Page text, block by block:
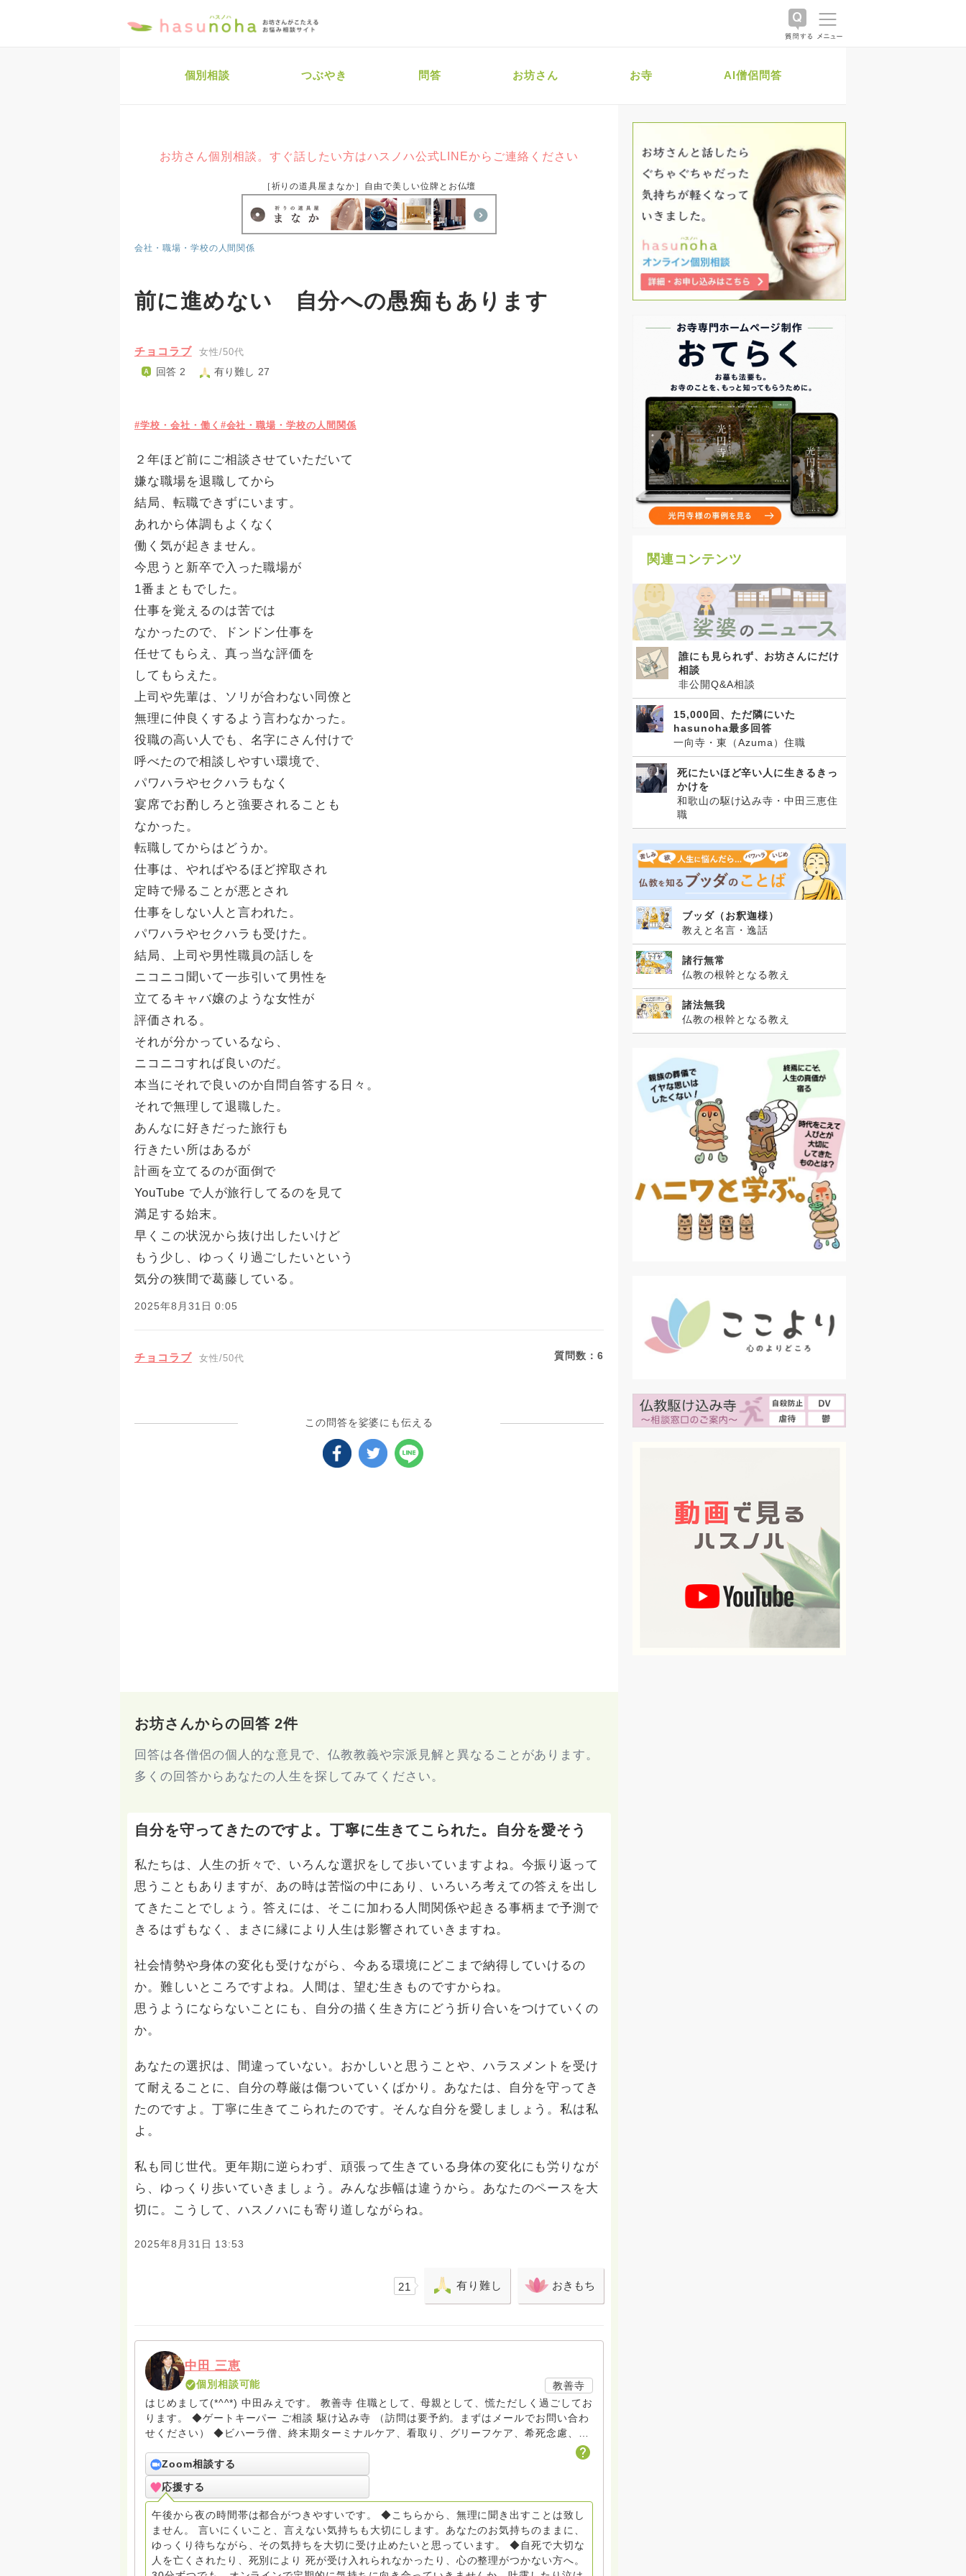
個別相談 つぶやき 問答 お坊さん お寺 AI僧侶問答
お坊さん個別相談。すぐ話したい方はハスノハ公式LINEからご連絡ください
［祈りの道具屋まなか］自由で美しい位牌とお仏壇
会社・職場・学校の人間関係
前に進めない 自分への愚痴もあります
チョコラブ 女性/50代
回答 2 有り難し 27
#学校・会社・働く #会社・職場・学校の人間関係
２年ほど前にご相談させていただいて
嫌な職場を退職してから
結局、転職できずにいます。
あれから体調もよくなく
働く気が起きません。
今思うと新卒で入った職場が
1番まともでした。
仕事を覚えるのは苦では
なかったので、ドンドン仕事を
任せてもらえ、真っ当な評価を
してもらえた。
上司や先輩は、ソリが合わない同僚と
無理に仲良くするよう言わなかった。
役職の高い人でも、名字にさん付けで
呼べたので相談しやすい環境で、
パワハラやセクハラもなく
宴席でお酌しろと強要されることも
なかった。
転職してからはどうか。
仕事は、やればやるほど搾取され
定時で帰ることが悪とされ
仕事をしない人と言われた。
パワハラやセクハラも受けた。
結局、上司や男性職員の話しを
ニコニコ聞いて一歩引いて男性を
立てるキャバ嬢のような女性が
評価される。
それが分かっているなら、
ニコニコすれば良いのだ。
本当にそれで良いのか自問自答する日々。
それで無理して退職した。
あんなに好きだった旅行も
行きたい所はあるが
計画を立てるのが面倒で
YouTube で人が旅行してるのを見て
満足する始末。
早くこの状況から抜け出したいけど
もう少し、ゆっくり過ごしたいという
気分の狭間で葛藤している。
2025年8月31日 0:05
チョコラブ 女性/50代 質問数：6
この問答を娑婆にも伝える
お坊さんからの回答 2件
回答は各僧侶の個人的な意見で、仏教教義や宗派見解と異なることがあります。
多くの回答からあなたの人生を探してみてください。
自分を守ってきたのですよ。丁寧に生きてこられた。自分を愛そう
私たちは、人生の折々で、いろんな選択をして歩いていますよね。今振り返って
思うこともありますが、あの時は苦悩の中にあり、いろいろ考えての答えを出し
てきたことでしょう。答えには、そこに加わる人間関係や起きる事柄まで予測で
きるはずもなく、まさに縁により人生は影響されていきますね。
社会情勢や身体の変化も受けながら、今ある環境にどこまで納得していけるの
か。難しいところですよね。人間は、望む生きものですからね。
思うようにならないことにも、自分の描く生き方にどう折り合いをつけていくの
か。
あなたの選択は、間違っていない。おかしいと思うことや、ハラスメントを受け
て耐えることに、自分の尊厳は傷ついていくばかり。あなたは、自分を守ってき
たのですよ。丁寧に生きてこられたのです。そんな自分を愛しましょう。私は私
よ。
私も同じ世代。更年期に逆らわず、頑張って生きている身体の変化にも労りなが
ら、ゆっくり歩いていきましょう。みんな歩幅は違うから。あなたのペースを大
切に。こうして、ハスノハにも寄り道しながらね。
2025年8月31日 13:53
21 有り難し おきもち
中田 三恵
個別相談可能
教善寺
はじめまして(*^^*) 中田みえです。 教善寺 住職として、母親として、慌ただしく過ごしてお
ります。 ◆ゲートキーパー ご相談 駆け込み寺 （訪問は要予約。まずはメールでお問い合わ
せください） ◆ビハーラ僧、終末期ターミナルケア、看取り、グリーフケア、希死念慮、自
死、産前産後うつ、育児、DV、デートDV、トラウマ、PTSD、傾聴トレーナー、手話、要約
筆記、行政相談員、女性支援員、小学校 中学校支援員としても、ケアサポートをしていま
す。 ◆一般社団法人『グリーフケアともしび』理事長 【ともしび遺族会】運営 毎月 第１
金・昼夜2回開催（大阪駅前第3ビル） 14：00〜，18：00〜 お問い合わせ申込⬇️こちらから
griefcare.tomoshibi@icloud.com ＊この活動は皆さまのご支援により支えられておりま
す。ご協力をよろしくお願いします。 ゆうちょ銀行 口座番号 普通408-6452769 一般社団
法人グリーフケアともしび ◆『ビハーラサロン おしゃべりカフェひだまり』 ビハーラ和歌
山代表 居場所運営 問い合わせ申込⬇️こちらから griefcare.tomoshibi@icloud.com ◆GEは
しもとサピュイエ 所属 （Gender Equity 誰もが自分らしく生きることができる社会をめざ
Zoom相談する
応援する
午後から夜の時間帯は都合がつきやすいです。 ◆こちらから、無理に聞き出すことは致し
ません。 言いにくいこと、言えない気持ちも大切にします。あなたのお気持ちのままに、
ゆっくり待ちながら、その気持ちを大切に受け止めたいと思っています。 ◆自死で大切な
人を亡くされたり、死別により 死が受け入れられなかったり、心の整理がつかない方へ。
関連コンテンツ
誰にも見られず、お坊さんにだけ
相談
非公開Q&A相談
15,000回、ただ隣にいた
hasunoha最多回答
一向寺・東（Azuma）住職
死にたいほど辛い人に生きるきっ
かけを
和歌山の駆け込み寺・中田三恵住
職
ブッダ（お釈迦様）
教えと名言・逸話
諸行無常
仏教の根幹となる教え
諸法無我
仏教の根幹となる教え